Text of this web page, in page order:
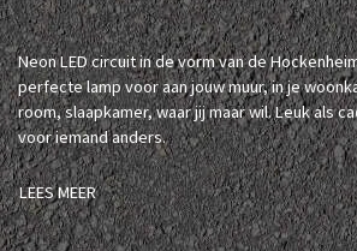
Neon LED circuit in de vorm van de
perfecte lamp voor aan jouw muur, in je
room, slaapkamer, waar jij maar wil. Leuk als
voor iemand anders.
LEES MEER